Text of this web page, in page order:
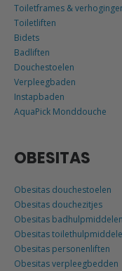
Toiletframes &
Toiletliften
Bidets
Badliften
Douchestoelen
Verpleegbaden
Instapbaden
AquaPick Monddouche
OBESITAS
Obesitas douchestoelen
Obesitas douchezitjes
Obesitas badhulpmiddelen
Obesitas
Obesitas personenliften
Obesitas verpleegbedden